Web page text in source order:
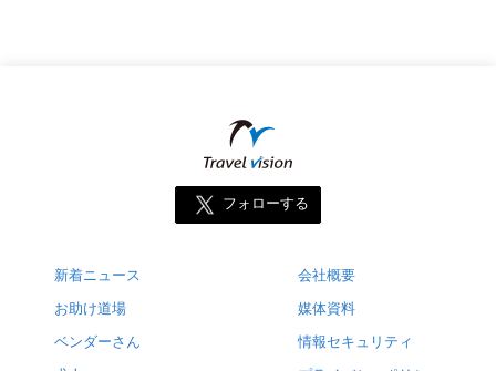
フォローする
新着ニュース
お助け道場
ベンダーさん
会社概要
媒体資料
情報セキュリティ